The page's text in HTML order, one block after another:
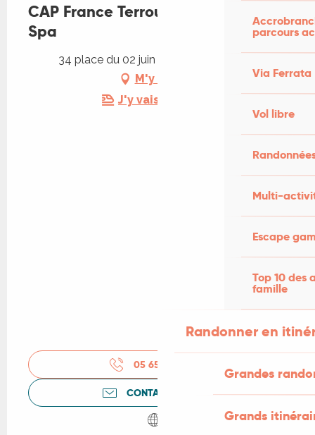
parcours
Via Ferrata
Vol libre
Multi-
Escape
Top 10 des
famille
Randonner en
Grandes
Grands
CAP France Terrou Village Club &
Spa
34 place du 02 juin 1944, 46120 Terrou
M'y rendre
J'y vais en train !
05 65 40 25
CONTACTEZ-NOUS